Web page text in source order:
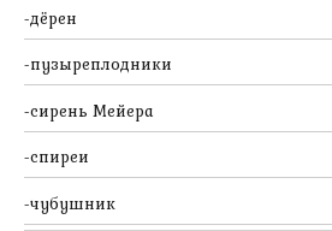
дёрен
пузыреплодники
сирень Мейера
спиреи
чубушник